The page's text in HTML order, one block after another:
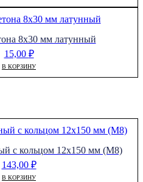
8х30 мм латунный
15,00 ₽
В КОРЗИНУ
с кольцом 12х150 мм (М8)
143,00 ₽
В КОРЗИНУ